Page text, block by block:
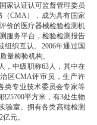
家认证认可监督管理委员
CMA），成为具有国家
价的医疗器械检验检测机
服务平台，检验检测报告
组织互认。2006年通过国
量检验机构。
，中级职称63人，其中在
区CMA评审员，生产许
类专业技术委员会专家等
25700平方米，有3处生物
验室。拥有各类高端检测
元。